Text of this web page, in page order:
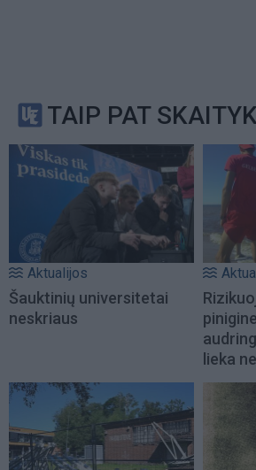
TAIP PAT
Aktualijos
Šauktinių universitetai
neskriaus
lieka